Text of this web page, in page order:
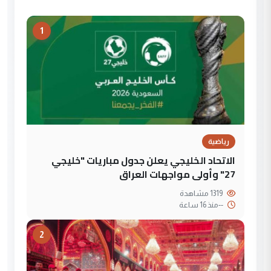
1
رياضية
الاتحاد الخليجي يعلن جدول مباريات "خليجي
27" وأولى مواجهات العراق
--منذ 16 ساعة
2